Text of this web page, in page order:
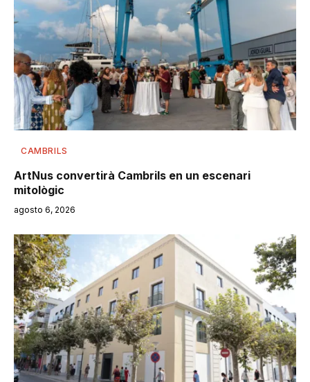
CAMBRILS
ArtNus convertirà Cambrils en un escenari
mitològic
agosto 6, 2026